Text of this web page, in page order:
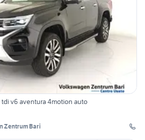
v6 aventura 4motion auto
Zentrum Bari